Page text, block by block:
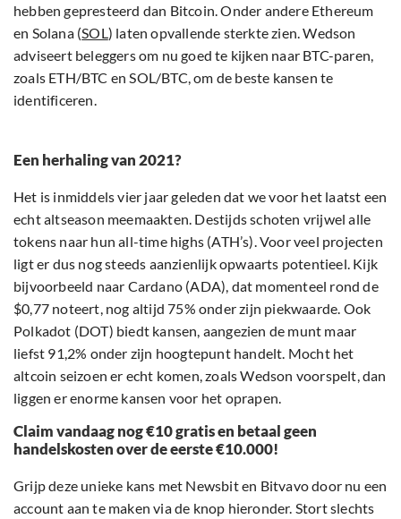
hebben gepresteerd dan Bitcoin. Onder andere Ethereum
en Solana (SOL) laten opvallende sterkte zien. Wedson
adviseert beleggers om nu goed te kijken naar BTC-paren,
zoals ETH/BTC en SOL/BTC, om de beste kansen te
identificeren.
Een herhaling van 2021?
Het is inmiddels vier jaar geleden dat we voor het laatst een
echt altseason meemaakten. Destijds schoten vrijwel alle
tokens naar hun all-time highs (ATH’s). Voor veel projecten
ligt er dus nog steeds aanzienlijk opwaarts potentieel. Kijk
bijvoorbeeld naar Cardano (ADA), dat momenteel rond de
$0,77 noteert, nog altijd 75% onder zijn piekwaarde. Ook
Polkadot (DOT) biedt kansen, aangezien de munt maar
liefst 91,2% onder zijn hoogtepunt handelt. Mocht het
altcoin seizoen er echt komen, zoals Wedson voorspelt, dan
liggen er enorme kansen voor het oprapen.
Claim vandaag nog €10 gratis en betaal geen
handelskosten over de eerste €10.000!
Grijp deze unieke kans met Newsbit en Bitvavo door nu een
account aan te maken via de knop hieronder. Stort slechts